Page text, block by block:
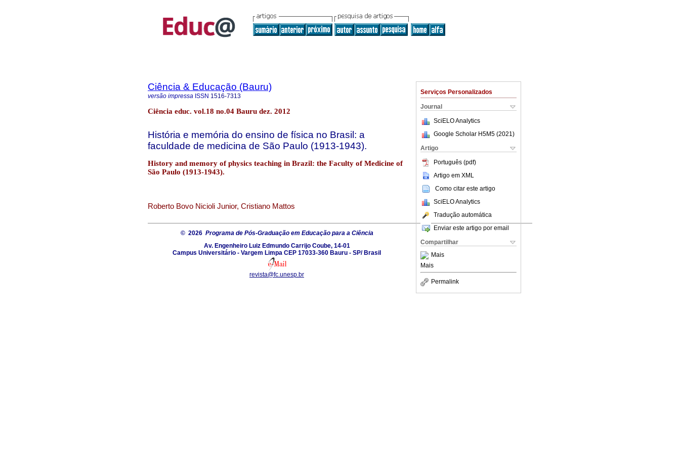
Serviços Personalizados
Journal
SciELO Analytics
Google Scholar H5M5 (2021 )
Artigo
Português (pdf)
Artigo em XML
Como citar este artigo
SciELO Analytics
Tradução automática
Enviar este artigo por email
Compartilhar
Mais
Mais
Permalink
Ciência & Educação (Bauru)
versão impressa ISSN 1516-7313
Ciência educ. vol.18 no.04 Bauru dez. 2012
História e memória do ensino de física no Brasil: a
faculdade de medicina de São Paulo (1913-1943).
History and memory of physics teaching in Brazil: the Faculty of Medicine of
São Paulo (1913-1943).
Roberto Bovo Nicioli Junior, Cristiano Mattos
© 2026 Programa de Pós-Graduação em Educação para a Ciência
Av. Engenheiro Luiz Edmundo Carrijo Coube, 14-01
Campus Universitário - Vargem Limpa CEP 17033-360 Bauru - SP/ Brasil
revista@fc.unesp.br